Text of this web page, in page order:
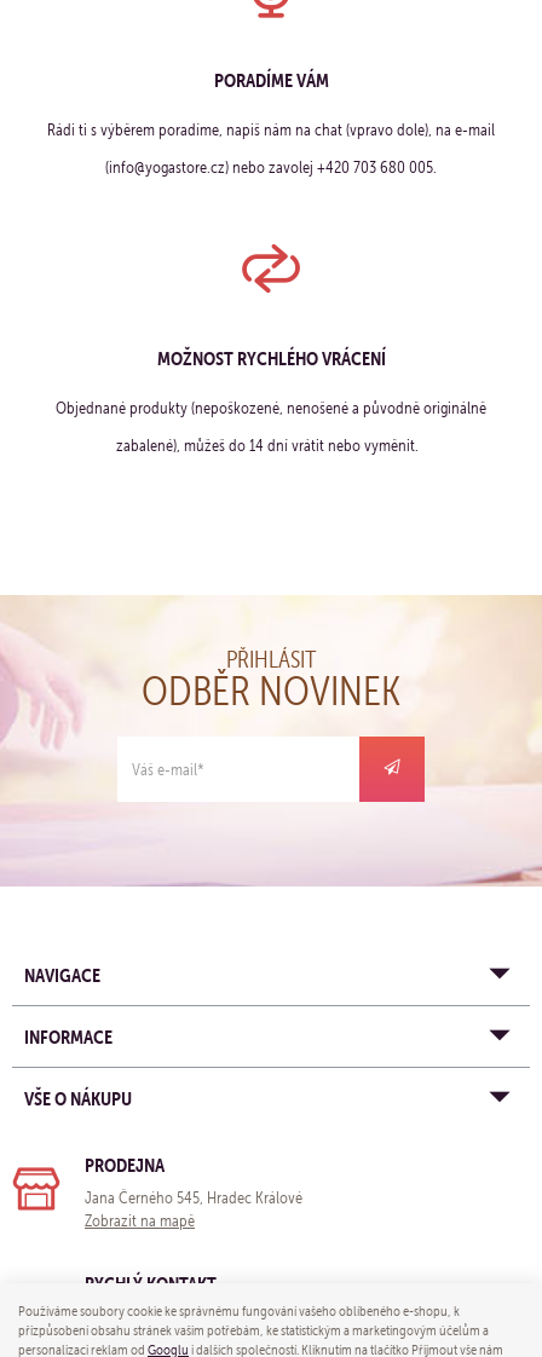
PORADÍME VÁM
Rádi ti s výběrem poradíme, napiš nám na chat (vpravo dole), na e-mail
(info@yogastore.cz) nebo zavolej +420 703 680 005.
MOŽNOST RYCHLÉHO VRÁCENÍ
Objednané produkty (nepoškozené, nenošené a původně originálně
zabalené), můžeš do 14 dní vrátit nebo vyměnit.
PŘIHLÁSIT
ODBĚR NOVINEK
NAVIGACE
INFORMACE
VŠE O NÁKUPU
PRODEJNA
Jana Černého 545, Hradec Králové
Zobrazit na mapě
RYCHLÝ KONTAKT
e-mail:obchod@yogastore.cz
tel: +420 703 680 005
Používáme soubory cookie ke správnému fungování vašeho oblíbeného e-shopu, k
přizpůsobení obsahu stránek vašim potřebám, ke statistickým a marketingovým účelům a
personalizaci reklam odGooglui dalších společností. Kliknutím na tlačítko Přijmout vše nám